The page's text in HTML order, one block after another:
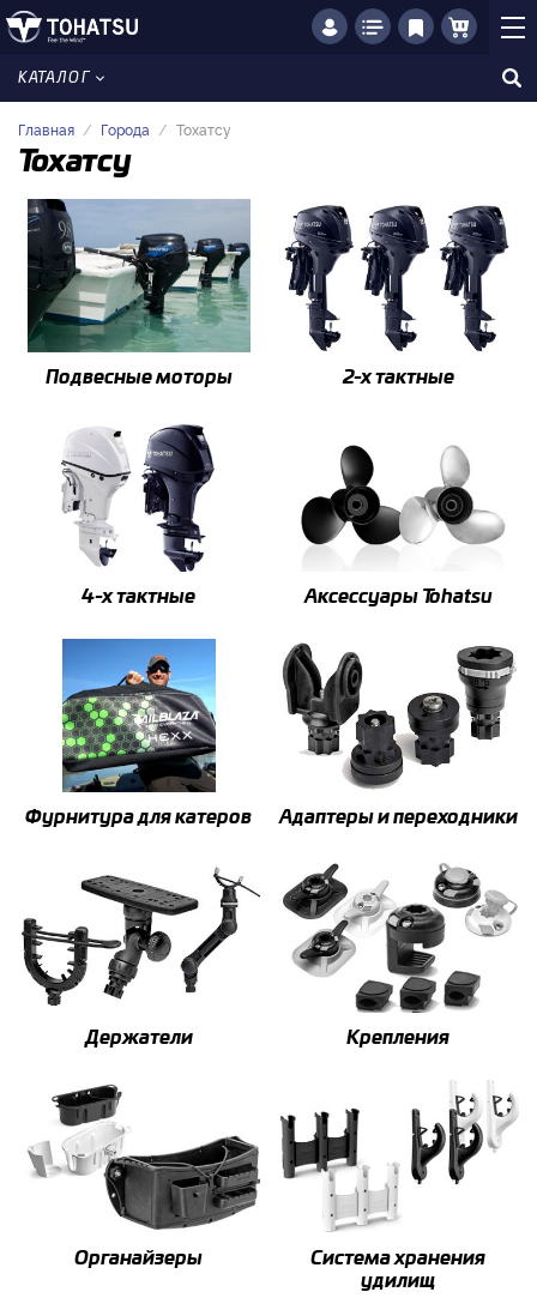
КАТАЛОГ
Главная Города Тохатсу
Тохатсу
Подвесные моторы 2-x тактные
4-x тактные Аксессуары Tohatsu
Фурнитура для катеров Адаптеры и переходники
Держатели Крепления
Органайзеры
Система хранения
удилищ